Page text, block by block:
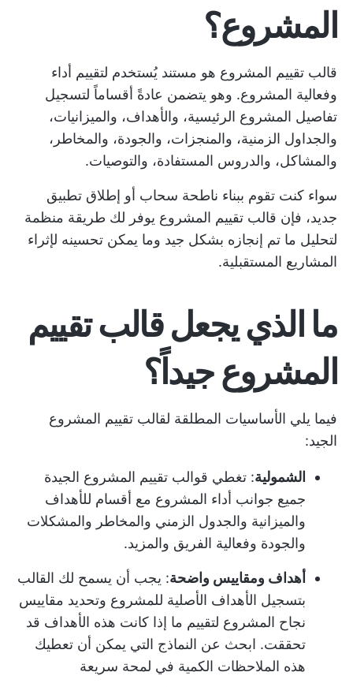
المشروع؟
قالب تقييم المشروع هو مستند يُستخدم لتقييم أداء
وفعالية المشروع. وهو يتضمن عادةً أقساماً لتسجيل
تفاصيل المشروع الرئيسية، والأهداف، والميزانيات،
والجداول الزمنية، والمنجزات، والجودة، والمخاطر،
والمشاكل، والدروس المستفادة، والتوصيات.
سواء كنت تقوم ببناء ناطحة سحاب أو إطلاق تطبيق
جديد، فإن قالب تقييم المشروع يوفر لك طريقة منظمة
لتحليل ما تم إنجازه بشكل جيد وما يمكن تحسينه لإثراء
المشاريع المستقبلية.
ما الذي يجعل قالب تقييم
المشروع جيداً؟
فيما يلي الأساسيات المطلقة لقالب تقييم المشروع
الجيد:
الشمولية: تغطي قوالب تقييم المشروع الجيدة
جميع جوانب أداء المشروع مع أقسام للأهداف
والميزانية والجدول الزمني والمخاطر والمشكلات
والجودة وفعالية الفريق والمزيد.
أهداف ومقاييس واضحة: يجب أن يسمح لك القالب
بتسجيل الأهداف الأصلية للمشروع وتحديد مقاييس
نجاح المشروع لتقييم ما إذا كانت هذه الأهداف قد
تحققت. ابحث عن النماذج التي يمكن أن تعطيك
هذه الملاحظات الكمية في لمحة سريعة